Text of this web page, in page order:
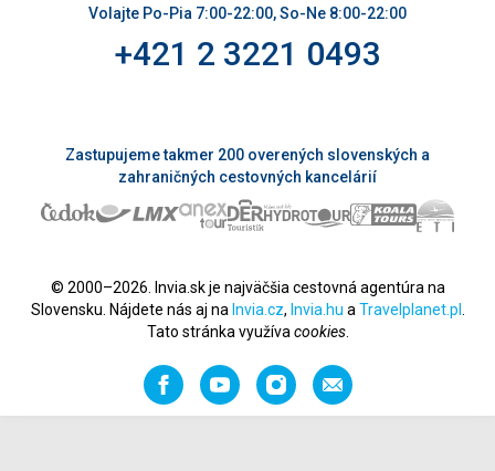
Volajte Po-Pia 7:00-22:00, So-Ne 8:00-22:00
+421 2 3221 0493
Zastupujeme takmer 200 overených slovenských a
zahraničných cestovných kancelárií
© 2000–2026. Invia.sk je najväčšia cestovná agentúra na
Slovensku. Nájdete nás aj na Invia.cz, Invia.hu a Travelplanet.pl
Tato stránka využíva cookies.
FacebookYouTubeInstagramOdporučiť